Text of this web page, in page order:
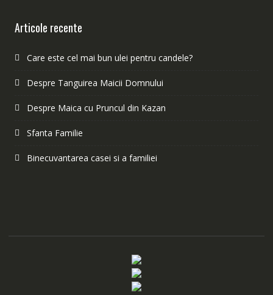
Articole recente
Care este cel mai bun ulei pentru candele?
Despre Tanguirea Maicii Domnului
Despre Maica cu Pruncul din Kazan
Sfanta Familie
Binecuvantarea casei si a familiei